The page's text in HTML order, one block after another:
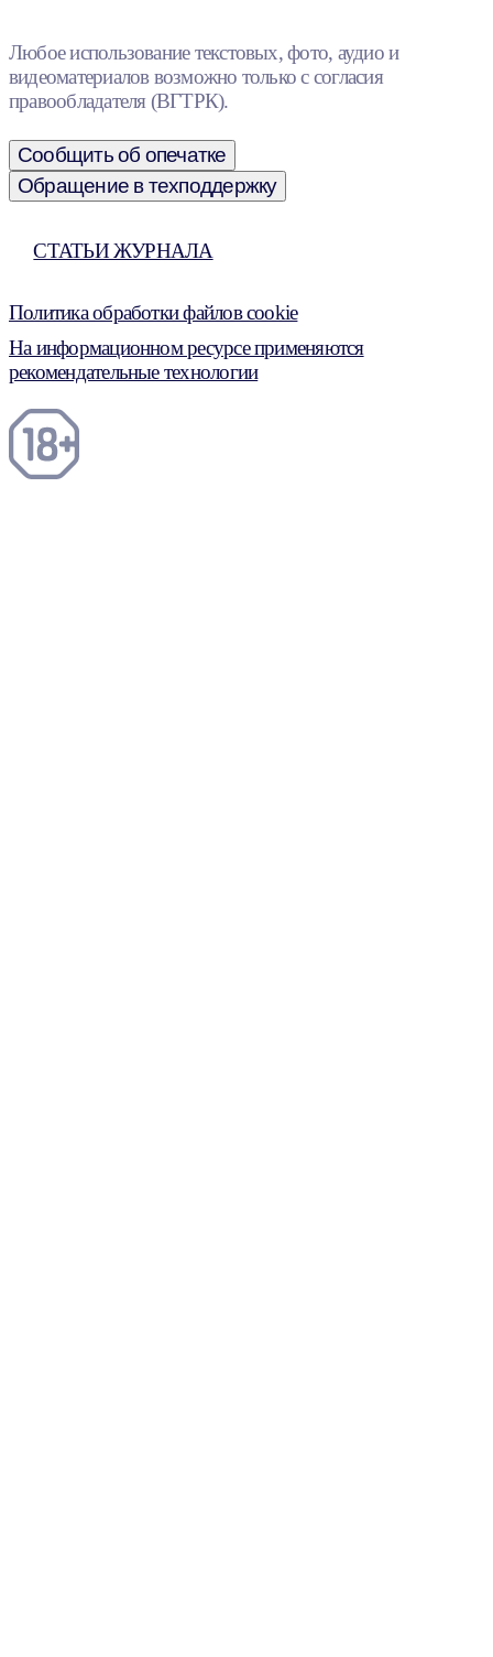
Любое использование текстовых, фото, аудио и
видеоматериалов возможно только с согласия
правообладателя (ВГТРК).
Сообщить об опечатке
Обращение в техподдержку
СТАТЬИ ЖУРНАЛА
Политика обработки файлов cookie
На информационном ресурсе применяются
рекомендательные технологии